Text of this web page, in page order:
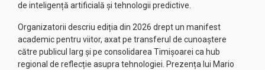
de inteligență artificială și tehnologii predictive.
Organizatorii descriu ediția din 2026 drept un manifest
academic pentru viitor, axat pe transferul de cunoaștere
către publicul larg și pe consolidarea Timișoarei ca hub
regional de reflecție asupra tehnologiei. Prezența lui Mario